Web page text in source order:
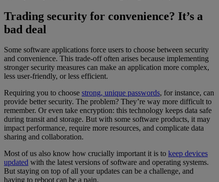
Trading security for convenience? It’s a
bad deal
Some software applications force users to choose between security
and convenience. This trade-off often arises because implementing
stronger security measures can make an application more complex,
less user-friendly, or less efficient.
Requiring you to choose strong, unique passwords, for instance, can
provide better security. The problem? They’re way more difficult to
remember. Or even take encryption: this technology keeps data safe
during transit and storage. But with some software products, it may
impact performance, require more resources, and complicate data
sharing and collaboration.
Most of us also know how crucially important it is to keep devices
updated with the latest versions of software and operating systems.
But staying on top of all your updates can be a challenge, and
having to reboot can be a pain.